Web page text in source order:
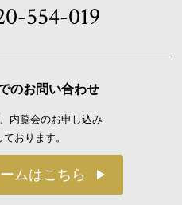
554-019
のお問い合わせ
内覧会のお申し込み
おります。
ムはこちら